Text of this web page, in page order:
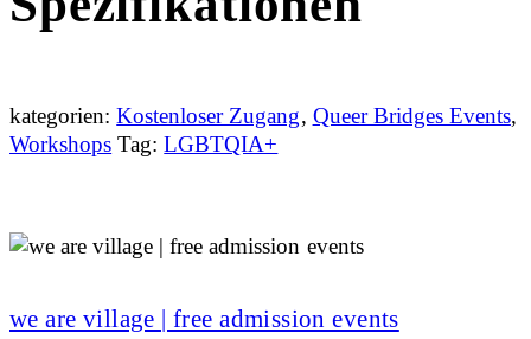
kategorien: Kostenloser Zugang, Queer Bridges Events,
Workshops Tag: LGBTQIA+
we are village | free admission events